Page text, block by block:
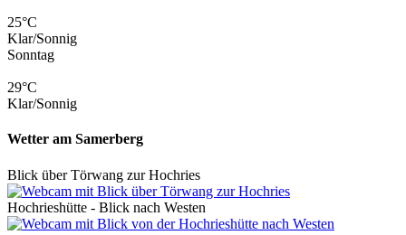
25°C
Klar/Sonnig
Sonntag
29°C
Klar/Sonnig
Wetter am Samerberg
Blick über Törwang zur Hochries
Hochrieshütte - Blick nach Westen